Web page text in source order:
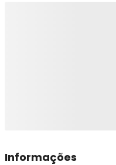
Informações